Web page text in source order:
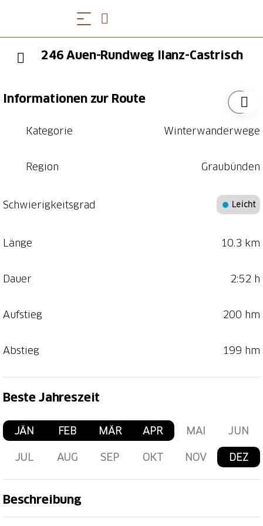
246 Auen-Rundweg Ilanz-Castrisch
Informationen zur Route
Kategorie Winterwanderwege
Region Graubünden
Schwierigkeitsgrad Leicht
Länge 10.3 km
Dauer 2:52 h
Aufstieg 200 hm
Abstieg 199 hm
Beste Jahreszeit
JÄN FEB MÄR APR MAI JUN
JUL AUG SEP OKT NOV DEZ
Beschreibung